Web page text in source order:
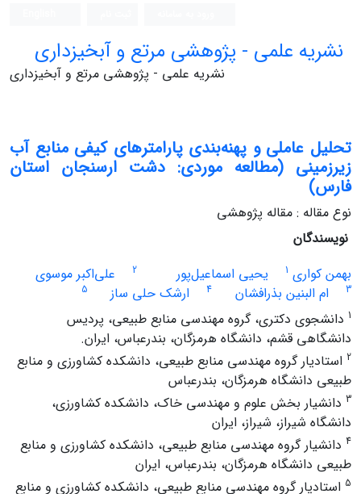
نشریه علمی - پژوهشی مرتع و آبخیزداری
نشریه علمی - پژوهشی مرتع و آبخیزداری
تحلیل عاملی و پهنه‌بندی پارامترهای کیفی منابع آب
زیرزمینی (مطالعه موردی: دشت ارسنجان استان
فارس)
نوع مقاله : مقاله پژوهشی
نویسندگان
بهمن کواری 1 یحیی اسماعیل‌پور 2 علی‌اکبر موسوی
3 ام البنین بذرافشان 4 ارشک حلی ساز
5
1 دانشجوی دکتری، گروه مهندسی منابع طبیعی، پردیس
دانشگاهی قشم، دانشگاه هرمزگان، بندرعباس، ایران.
2 استادیار گروه مهندسی منابع طبیعی، دانشکده کشاورزی و منابع
طبیعی دانشگاه هرمزگان، بندرعباس
3 دانشیار بخش علوم و مهندسی خاک، دانشکده کشاورزی،
دانشگاه شیراز، شیراز، ایران
4 دانشیار گروه مهندسی منابع طبیعی، دانشکده کشاورزی و منابع
طبیعی دانشگاه هرمزگان، بندرعباس، ایران
5 استادیار گروه مهندسی منابع طبیعی، دانشکده کشاورزی و منابع